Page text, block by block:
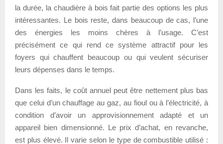
la durée, la chaudière à bois fait partie des options les plus
intéressantes. Le bois reste, dans beaucoup de cas, l’une
des énergies les moins chères à l’usage. C’est
précisément ce qui rend ce système attractif pour les
foyers qui chauffent beaucoup ou qui veulent sécuriser
leurs dépenses dans le temps.
Dans les faits, le coût annuel peut être nettement plus bas
que celui d’un chauffage au gaz, au fioul ou à l’électricité, à
condition d’avoir un approvisionnement adapté et un
appareil bien dimensionné. Le prix d’achat, en revanche,
est plus élevé. Il varie selon le type de combustible utilisé :